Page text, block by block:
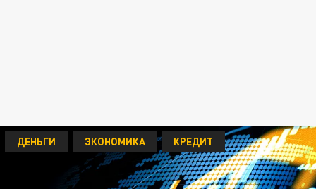
ДЕНЬГИ ЭКОНОМИКА КРЕДИТ